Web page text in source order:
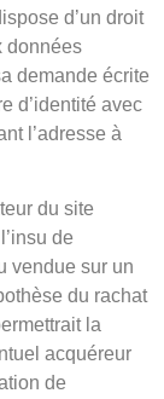
d’un droit
données
demande écrite
d’identité avec
l’adresse à
du site
de
vendue sur un
du rachat
la
acquéreur
de